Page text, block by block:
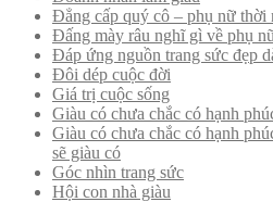
Đẳng cấp quý cô – phụ nữ thời
Đấng mày râu nghĩ gì về phụ
Đáp ứng nguồn trang sức đẹp
Đôi dép cuộc đời
Giá trị cuộc sống
Giàu có chưa chắc có hạnh
Giàu có chưa chắc có hạnh
sẽ giàu có
Góc nhìn trang sức
Hội con nhà giàu